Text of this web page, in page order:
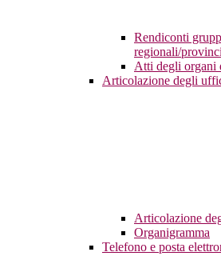
Rendiconti
regionali/
Atti degli organi
Articolazione degli
Articolazione
Organigramma
Telefono e posta